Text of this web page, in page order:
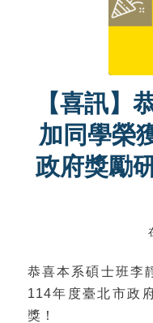
【喜訊】
加同學榮
政府獎勵
恭喜本系碩士班李
114年度臺北市政
獎！